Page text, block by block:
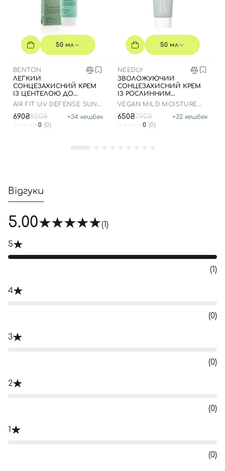
50 мл
BENTON
ЛЕГКИЙ
СОНЦЕЗАХИСНИЙ КРЕМ
ІЗ ЦЕНТЕЛОЮ ДО
07.01.2027 РОКУ
AIR FIT UV DEFENSE SUN
690₴850₴ +34 кешбек
0 (0)
50 мл
NEEDLY
ЗВОЛОЖУЮЧИЙ
СОНЦЕЗАХИСНИЙ КРЕМ
ІЗ РОСЛИННИМ
СКВАЛАНОМ ДО 23.03.2027
VEGAN MILD MOISTURE
650₴790₴ +32 кешбек
0 (0)
Відгуки
5.00 (1)
5
(1)
4
(0)
3
(0)
2
(0)
1
(0)